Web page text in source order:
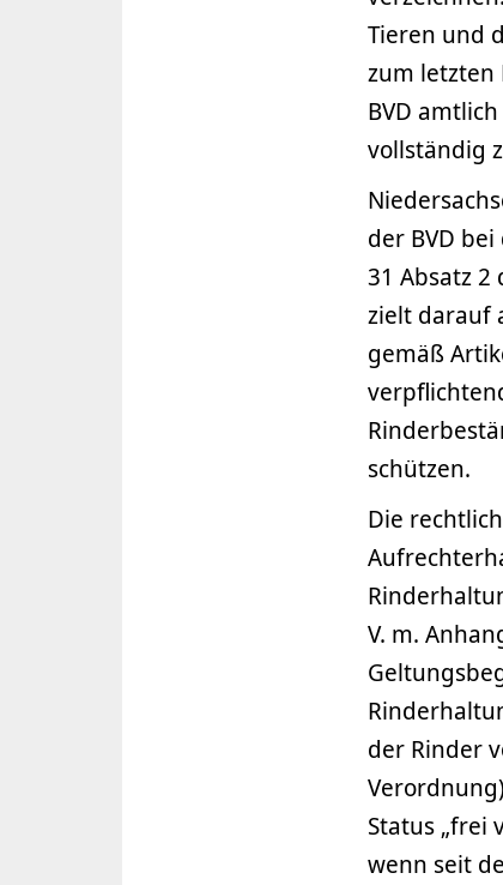
Tieren und
zum letzten
BVD
vollständig
der BVD
31 Absatz
zielt darauf
gemäß
schützen.
Die
V. m.
der Rinder
Status „frei
wenn seit